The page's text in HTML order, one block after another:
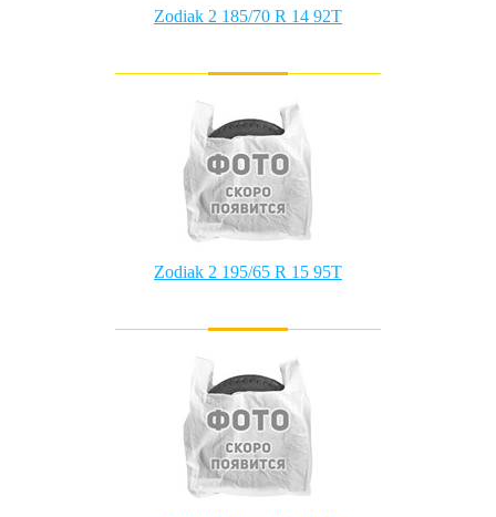
Zodiak 2 185/70 R 14 92T
Zodiak 2 195/65 R 15 95T